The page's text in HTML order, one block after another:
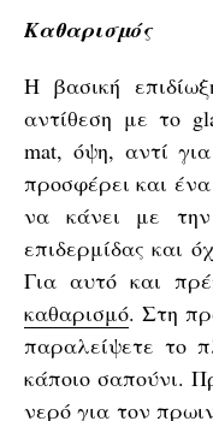
Καθαρισμός
Η βασική
αντίθεση με το
mat, όψη, αντί
προσφέρει και
να κάνει με την
επιδερμίδας και
Για αυτό και
καθαρισμό. Στη
παραλείψετε το
κάποιο σαπούνι.
νερό για τον